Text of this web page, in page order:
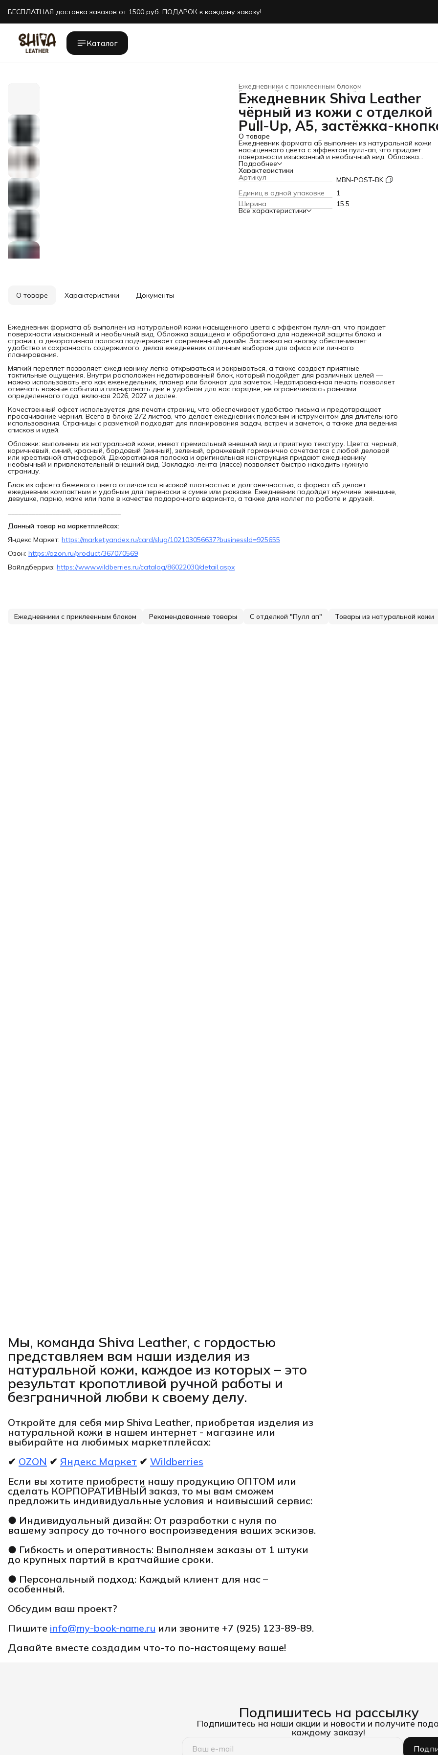
БЕСПЛАТНАЯ доставка заказов от 1500 руб. ПОДАРОК к каждому заказу!
БЕСПЛАТНАЯ доставка заказов от 1500 руб. ПОДАРОК к каждому заказу!
Каталог
Ежедневники с приклеенным блоком
Товары из натуральной кожи
Главная
Ежедневник Shiva Leather
чёрный из кожи с отделкой
Pull-Up, А5, застёжка-
О товаре
Ежедневник формата а5 выполнен из натуральной кожи
насыщенного цвета с эффектом пулл-ап, что придает
поверхности изысканный и необычный вид. Обложка
защищена и обработана для надежной защиты блока и
страниц, а декоративная полоска подчеркивает
дизайн. Застежка на кнопку обеспечивает удобство и
сохранность содержимого, делая ежедневник отличным
выбором для офиса или личного планирования.
переплет позволяет ежедневнику легко открываться и
закрываться, а также создает приятные тактильные
ощущения. Внутри расположен недатированный блок,
оригинальная конструкция придают ежедневнику
и привлекательный внешний вид. Закладка-лента (ляссе)
позволяет быстро находить нужную страницу.
бежевого цвета отличается высокой плотностью и
подойдет мужчине, женщине, девушке, парню, маме или
качестве подарочного варианта, а также для коллег по
работе и друзей.
_________________________________
businessId=925655
Озон:https://ozon.ru/product/367070569
Вайлдберриз:
Подробнее
Характеристики
Артикул
MBN-POST-BK
Единиц в одной упаковке
1
Ширина
15.5
Все характеристики
О товаре Характеристики Документы
Ежедневник формата а5 выполнен из натуральной кожи насыщенного цвета с эффектом пулл-ап, что придает
поверхности изысканный и необычный вид. Обложка защищена и обработана для надежной защиты блока и
страниц, а декоративная полоска подчеркивает современный дизайн. Застежка на кнопку обеспечивает
удобство и сохранность содержимого, делая ежедневник отличным выбором для офиса или личного
планирования.
Мягкий переплет позволяет ежедневнику легко открываться и закрываться, а также создает приятные
тактильные ощущения. Внутри расположен недатированный блок, который подойдет для различных целей —
можно использовать его как еженедельник, планер или блокнот для заметок. Недатированная печать позволяет
отмечать важные события и планировать дни в удобном для вас порядке, не ограничиваясь рамками
определенного года, включая 2026, 2027 и далее.
Качественный офсет используется для печати страниц, что обеспечивает удобство письма и предотвращает
просачивание чернил. Всего в блоке 272 листов, что делает ежедневник полезным инструментом для длительного
использования. Страницы с разметкой подходят для планирования задач, встреч и заметок, а также для ведения
списков и идей.
Обложки: выполнены из натуральной кожи, имеют премиальный внешний вид и приятную текстуру. Цвета: черный,
коричневый, синий, красный, бордовый (винный), зеленый, оранжевый гармонично сочетаются с любой деловой
или креативной атмосферой. Декоративная полоска и оригинальная конструкция придают ежедневнику
необычный и привлекательный внешний вид. Закладка-лента (ляссе) позволяет быстро находить нужную
страницу.
Блок из офсета бежевого цвета отличается высокой плотностью и долговечностью, а формат а5 делает
ежедневник компактным и удобным для переноски в сумке или рюкзаке. Ежедневник подойдет мужчине, женщине,
девушке, парню, маме или папе в качестве подарочного варианта, а также для коллег по работе и друзей.
Данный товар на маркетплейсах:
Яндекс Маркет: https://market.yandex.ru/card/slug/102103056637?businessId=925655
Озон: https://ozon.ru/product/367070569
Вайлдберриз: https://www.wildberries.ru/catalog/86022030/detail.aspx
Ежедневники с приклеенным блоком Рекомендованные товары С отделкой "Пулл ап" Товары из натуральной кожи
Мы, команда Shiva Leather, с гордостью
представляем вам наши изделия из
натуральной кожи, каждое из которых – это
результат кропотливой ручной работы и
безграничной любви к своему делу.
Откройте для себя мир Shiva Leather, приобретая изделия из
натуральной кожи в нашем интернет - магазине или
выбирайте на любимых маркетплейсах:
✔ OZON ✔ Яндекс Маркет ✔ Wildberries
Если вы хотите приобрести нашу продукцию ОПТОМ или
сделать КОРПОРАТИВНЫЙ заказ, то мы вам сможем
предложить индивидуальные условия и наивысший сервис:
● Индивидуальный дизайн: От разработки с нуля по
вашему запросу до точного воспроизведения ваших эскизов.
● Гибкость и оперативность: Выполняем заказы от 1 штуки
до крупных партий в кратчайшие сроки.
● Персональный подход: Каждый клиент для нас –
особенный.
Обсудим ваш проект?
Пишите info@my-book-name.ru или звоните +7 (925) 123-89-89.
Давайте вместе создадим что-то по-настоящему ваше!
Подпишитесь на рассылку
Подпишитесь на наши акции и новости и получите
каждому заказу!